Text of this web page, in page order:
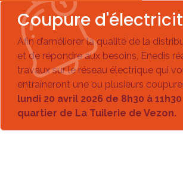
Coupure
Afin d’améliorer la qualité de la
et de répondre aux besoins, Enedis
travaux sur le réseau électrique qui
entraîneront une ou plusieurs
lundi 20 avril 2026 de 8h30 à
quartier de La Tuilerie de Vezon.